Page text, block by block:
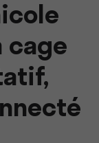
cage